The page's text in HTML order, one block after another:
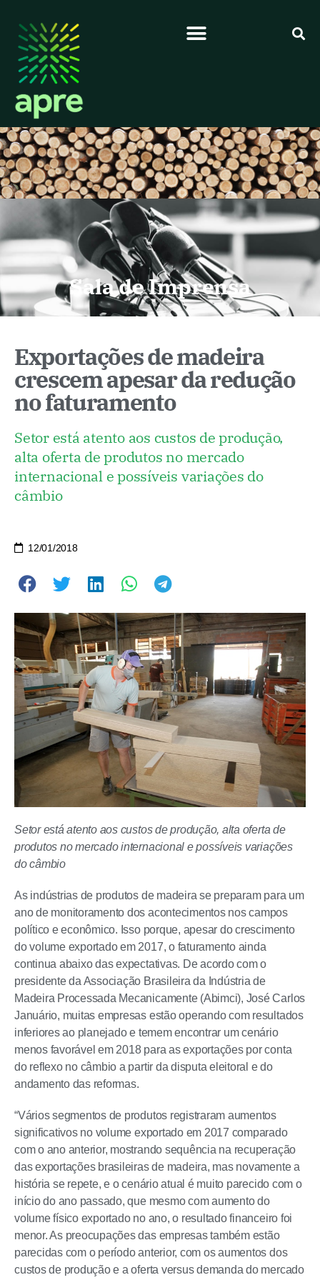
Sala de Imprensa
Exportações de madeira
crescem apesar da redução
no faturamento
Setor está atento aos custos de produção,
alta oferta de produtos no mercado
internacional e possíveis variações do
câmbio
12/01/2018
Setor está atento aos custos de produção, alta oferta de
produtos no mercado internacional e possíveis variações
do câmbio
As indústrias de produtos de madeira se preparam para um
ano de monitoramento dos acontecimentos nos campos
político e econômico. Isso porque, apesar do crescimento
do volume exportado em 2017, o faturamento ainda
continua abaixo das expectativas. De acordo com o
presidente da Associação Brasileira da Indústria de
Madeira Processada Mecanicamente (Abimci), José Carlos
Januário, muitas empresas estão operando com resultados
inferiores ao planejado e temem encontrar um cenário
menos favorável em 2018 para as exportações por conta
do reflexo no câmbio a partir da disputa eleitoral e do
andamento das reformas.
“Vários segmentos de produtos registraram aumentos
significativos no volume exportado em 2017 comparado
com o ano anterior, mostrando sequência na recuperação
das exportações brasileiras de madeira, mas novamente a
história se repete, e o cenário atual é muito parecido com o
início do ano passado, que mesmo com aumento do
volume físico exportado no ano, o resultado financeiro foi
menor. As preocupações das empresas também estão
parecidas com o período anterior, com os aumentos dos
custos de produção e a oferta versus demanda do mercado